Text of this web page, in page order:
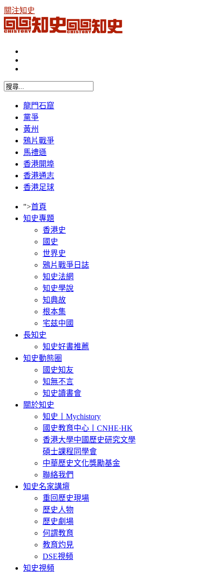
關注知史
龍門石窟
黨爭
黃州
鴉片戰爭
馬禮遜
香港開埠
香港通志
香港足球
">首頁
知史專題
香港史
國史
世界史
鴉片戰爭日誌
知史法網
知史學說
知典故
根本集
宅兹中國
長知史
知史好書推薦
知史動態圈
國史知友
知無不言
知史讀書會
關於知史
知史丨Mychistory
國史教育中心丨CNHE·HK
香港大學中國歷史研究文學
碩士課程同學會
中華歷史文化獎勵基金
聯絡我們
知史名家講壇
重回歷史現場
歷史人物
歷史劇場
何謂教育
教育灼見
DSE視頻
知史視頻